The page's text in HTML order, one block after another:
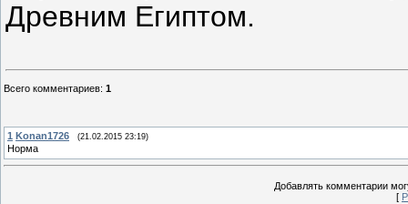
Древним Египтом.
Всего комментариев: 1
1 Konan1726 (21.02.2015 23:19)
Норма
Добавлять комментарии
[